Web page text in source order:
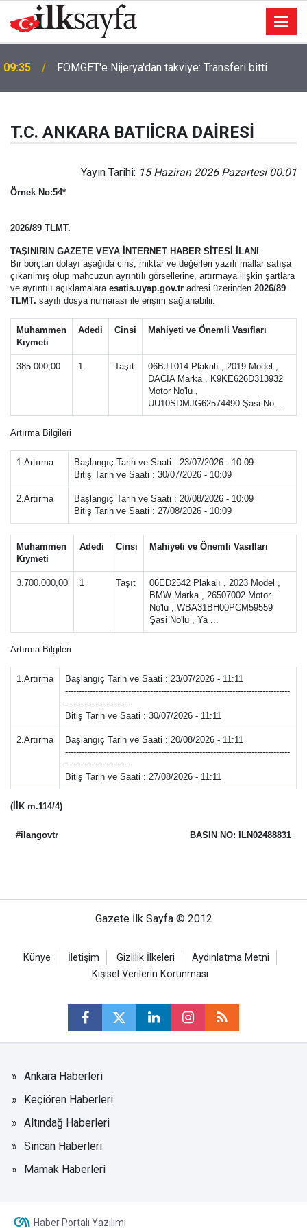
09:35 FOMGET'e Nijerya'dan takviye: Transferi bitti
T.C. ANKARA BATIİCRA DAİRESİ
Yayın Tarihi: 15 Haziran 2026 Pazartesi 00:01
Örnek No:54*
2026/89 TLMT.
TAŞINIRIN GAZETE VEYA İNTERNET HABER SİTESİ İLANI
Bir borçtan dolayı aşağıda cins, miktar ve değerleri yazılı mallar satışa
çıkarılmış olup mahcuzun ayrıntılı görsellerine, artırmaya ilişkin şartlara
ve ayrıntılı açıklamalara esatis.uyap.gov.tr adresi üzerinden 2026/89
TLMT. sayılı dosya numarası ile erişim sağlanabilir.
Muhammen
Kıymeti
Adedi Cinsi Mahiyeti ve Önemli Vasıfları
385.000,00 1 Taşıt
06BJT014 Plakalı , 2019 Model ,
DACIA Marka , K9KE626D313932
Motor No'lu ,
UU10SDMJG62574490 Şasi No ...
Artırma Bilgileri
1.Artırma
Başlangıç Tarih ve Saati : 23/07/2026 - 10:09
Bitiş Tarih ve Saati : 30/07/2026 - 10:09
2.Artırma
Başlangıç Tarih ve Saati : 20/08/2026 - 10:09
Bitiş Tarih ve Saati : 27/08/2026 - 10:09
Muhammen
Kıymeti
Adedi Cinsi Mahiyeti ve Önemli Vasıfları
3.700.000,00 1 Taşıt
06ED2542 Plakalı , 2023 Model ,
BMW Marka , 26507002 Motor
No'lu , WBA31BH00PCM59559
Şasi No'lu , Ya ...
Artırma Bilgileri
1.Artırma
Başlangıç Tarih ve Saati : 23/07/2026 - 11:11
----------------------------------------------------------------------------------
-----------------------
Bitiş Tarih ve Saati : 30/07/2026 - 11:11
2.Artırma
Başlangıç Tarih ve Saati : 20/08/2026 - 11:11
----------------------------------------------------------------------------------
-----------------------
Bitiş Tarih ve Saati : 27/08/2026 - 11:11
(İİK m.114/4)
#ilangovtr BASIN NO: ILN02488831
Gazete İlk Sayfa © 2012
Künye İletişim Gizlilik İlkeleri
Aydınlatma Metni
Kişisel Verilerin Korunması
Ankara Haberleri
Keçiören Haberleri
Altındağ Haberleri
Sincan Haberleri
Mamak Haberleri
Haber Portalı Yazılımı